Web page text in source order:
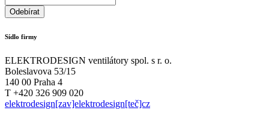
Sídlo firmy
ELEKTRODESIGN ventilátory spol. s r. o.
Boleslavova 53/15
140 00 Praha 4
T +420 326 909 020
elektrodesign[zav]elektrodesign[teč]cz